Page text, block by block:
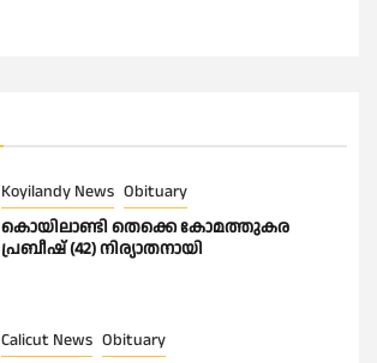
Koyilandy News Obituary
കൊയിലാണ്ടി തെക്കെ കോമത്തുകര
പ്രബീഷ് (42) നിര്യാതനായി
Calicut News Obituary